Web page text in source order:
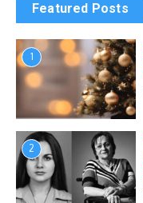
Featured Posts
1
2